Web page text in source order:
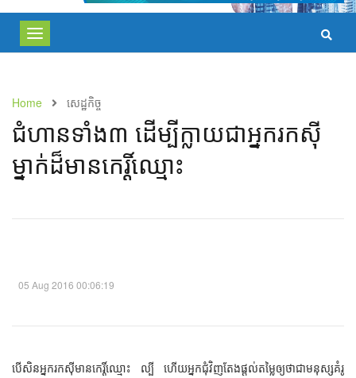
Toggle
navigation
Home សេដ្ឋកិច្ច
ជំហាន​ទាំង​៣​​​ ដើម្បី​ក្លាយ​ជា​អ្នក​រកស៊ី​
ម្នាក់​ដ៏​មាន​កេរ្តិ៍ឈ្មោះ​​​
05 Aug 2016 00:06:19
បើសិនអ្នករកស៊ីមានកេរ្តិ៍ឈ្មោះ ល្បី ហើយអ្នកជុំវិញតែងផ្ដល់តម្លៃឲ្យថាជាមនុស្សគំរូ